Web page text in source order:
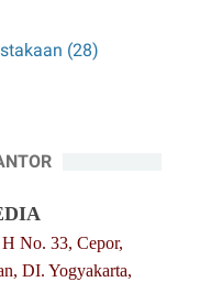
(28)
No. 33, Cepor,
DI. Yogyakarta,